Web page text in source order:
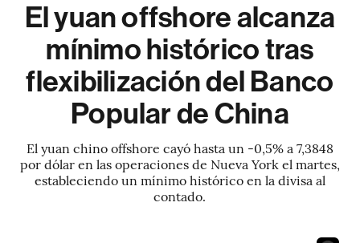
El yuan offshore alcanza
mínimo histórico tras
flexibilización del Banco
Popular de China
El yuan chino offshore cayó hasta un -0,5% a 7,3848
por dólar en las operaciones de Nueva York el martes,
estableciendo un mínimo histórico en la divisa al
contado.